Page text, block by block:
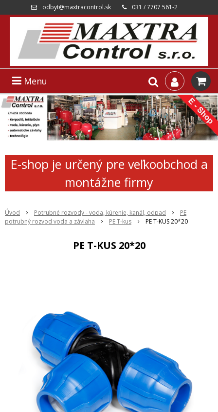
odbyt@maxtracontrol.sk 031 / 7707 561-2
Menu
E-shop je určený pre veľkoobchod a
montážne firmy
Úvod Potrubné rozvody - voda, kúrenie, kanál, odpad
PE
potrubný rozvod voda a závlaha
PE T-kus PE T-KUS 20*20
PE T-KUS 20*20